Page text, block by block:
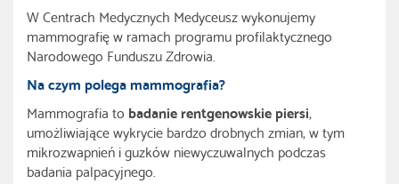
W Centrach Medycznych Medyceusz wykonujemy
mammografię w ramach programu profilaktycznego
Narodowego Funduszu Zdrowia.
Na czym polega mammografia?
Mammografia to badanie rentgenowskie piersi,
umożliwiające wykrycie bardzo drobnych zmian, w tym
mikrozwapnień i guzków niewyczuwalnych podczas
badania palpacyjnego.